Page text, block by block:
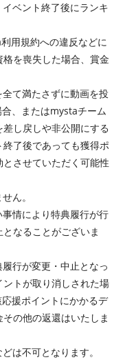
ベント終了後にランキ
用規約への違反などに
を喪失した場合、賞金
て満たさずに動画を投
、またはmystaチーム
し戻しや非公開にする
了後であっても獲得ポ
させていただく可能性
ん。
情により特典履行が行
なることがございま
行が変更・中止となっ
トが取り消しされた場
援ポイントにかかるデ
の他の返還はいたしま
は不可となります。